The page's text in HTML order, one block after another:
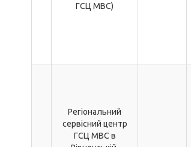
ГСЦ МВС)
Регіональний
сервісний центр
ГСЦ МВС в